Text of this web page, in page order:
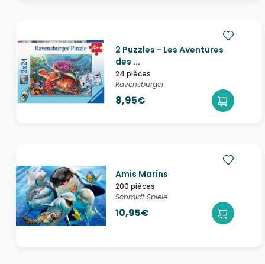
2 Puzzles - Les Aventures
des ...
24 pièces
Ravensburger
8,95€
Amis Marins
200 pièces
Schmidt Spiele
10,95€